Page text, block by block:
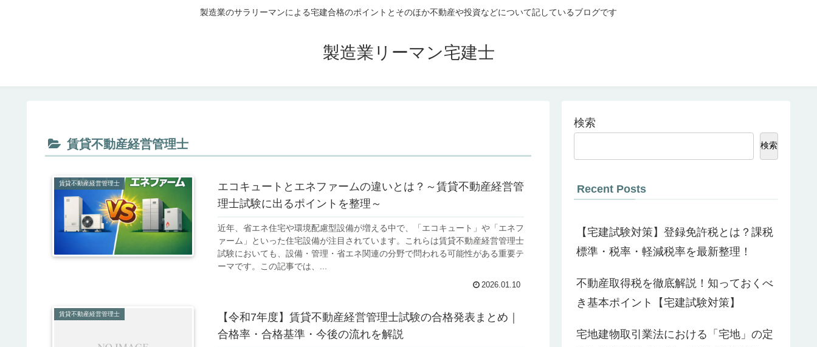
製造業のサラリーマンによる宅建合格のポイントとそのほか不動産や投資などについて記しているブログです
製造業リーマン宅建士
賃貸不動産経営管理士
賃貸不動産経営管理士
エコキュートとエネファームの違いとは？～賃貸不動産経営管
理士試験に出るポイントを整理～
近年、省エネ住宅や環境配慮型設備が増える中で、「エコキュート」や「エネフ
ァーム」といった住宅設備が注目されています。これらは賃貸不動産経営管理士
試験においても、設備・管理・省エネ関連の分野で問われる可能性がある重要テ
ーマです。この記事では、...
2026.01.10
賃貸不動産経営管理士
【令和7年度】賃貸不動産経営管理士試験の合格発表まとめ｜
合格率・合格基準・今後の流れを解説
検索
検索
Recent Posts
【宅建試験対策】登録免許税とは？課税
標準・税率・軽減税率を最新整理！
不動産取得税を徹底解説！知っておくべ
き基本ポイント【宅建試験対策】
宅地建物取引業法における「宅地」の定